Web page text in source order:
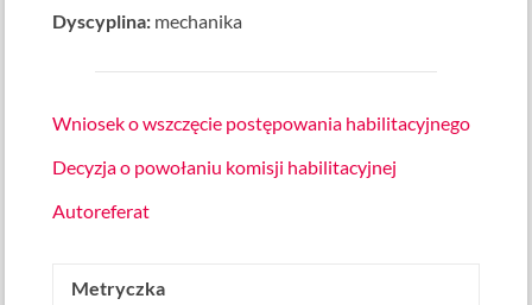
Dyscyplina: mechanika
Wniosek o wszczęcie postępowania habilitacyjnego
Decyzja o powołaniu komisji habilitacyjnej
Autoreferat
Metryczka